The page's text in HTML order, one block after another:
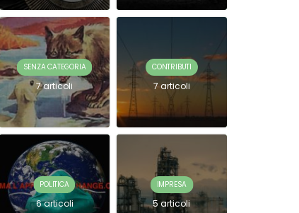
SENZA CATEGORIA
7 articoli
CONTRIBUTI
7 articoli
POLITICA
6 articoli
IMPRESA
5 articoli